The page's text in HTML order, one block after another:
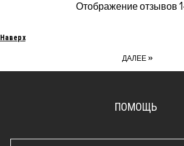
Отображение отзывов
Наверх
ДАЛЕЕ »
ПОМОЩЬ